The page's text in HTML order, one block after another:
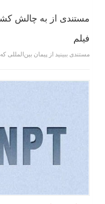
مستندی از به چالش
فیلم
مستندی ببینید از پیمان